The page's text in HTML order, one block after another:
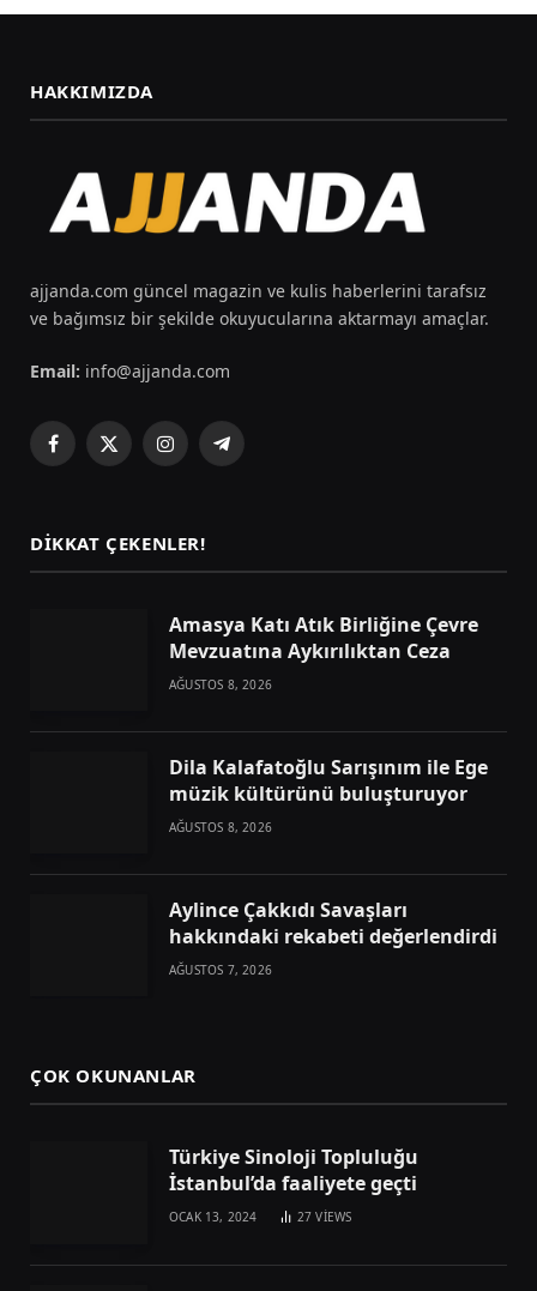
HAKKIMIZDA
ajjanda.com güncel magazin ve kulis haberlerini tarafsız
ve bağımsız bir şekilde okuyucularına aktarmayı amaçlar.
Email: info@ajjanda.com
Facebook
X
InstagramTelegram
DIKKAT ÇEKENLER!
Amasya Katı Atık Birliğine Çevre
Mevzuatına Aykırılıktan Ceza
AĞUSTOS 8, 2026
Dila Kalafatoğlu Sarışınım ile Ege
müzik kültürünü buluşturuyor
AĞUSTOS 8, 2026
Aylince Çakkıdı Savaşları
hakkındaki rekabeti değerlendirdi
AĞUSTOS 7, 2026
ÇOK OKUNANLAR
Türkiye Sinoloji Topluluğu
İstanbul’da faaliyete geçti
OCAK 13, 2024 27VIEWS